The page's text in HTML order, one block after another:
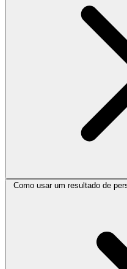
Como usar um resultado de